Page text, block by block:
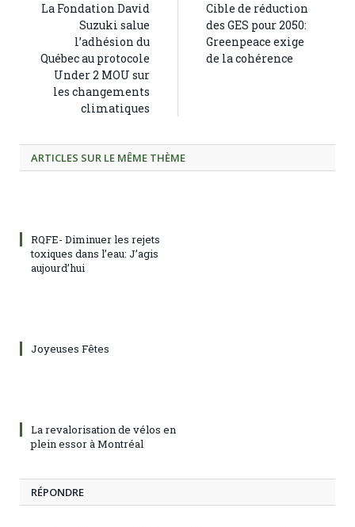
La Fondation David
Suzuki salue
l’adhésion du
Québec au protocole
Under 2 MOU sur
les changements
climatiques
Cible de réduction
des GES pour 2050:
Greenpeace exige
de la cohérence
ARTICLES SUR LE MÊME THÈME
RQFE- Diminuer les rejets
toxiques dans l’eau: J’agis
aujourd’hui
Joyeuses Fêtes
La revalorisation de vélos en
plein essor à Montréal
RÉPONDRE